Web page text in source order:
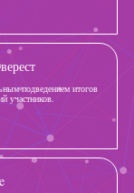
подведением итогов
участников.